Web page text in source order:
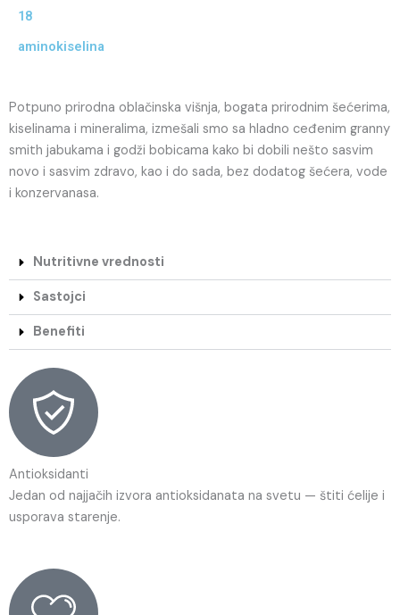
18
aminokiselina
Potpuno prirodna oblačinska višnja, bogata prirodnim šećerima,
kiselinama i mineralima, izmešali smo sa hladno ceđenim granny
smith jabukama i godži bobicama kako bi dobili nešto sasvim
novo i sasvim zdravo, kao i do sada, bez dodatog šećera, vode
i konzervanasa.
Nutritivne vrednosti
Sastojci
Benefiti
Antioksidanti
Jedan od najjačih izvora antioksidanata na svetu — štiti ćelije i
usporava starenje.